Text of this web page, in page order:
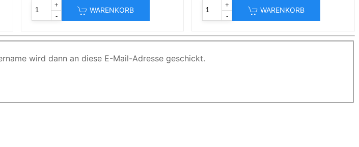
+
-
WARENKORB
+
-
WARENKORB
wird dann an diese E-Mail-Adresse geschickt.